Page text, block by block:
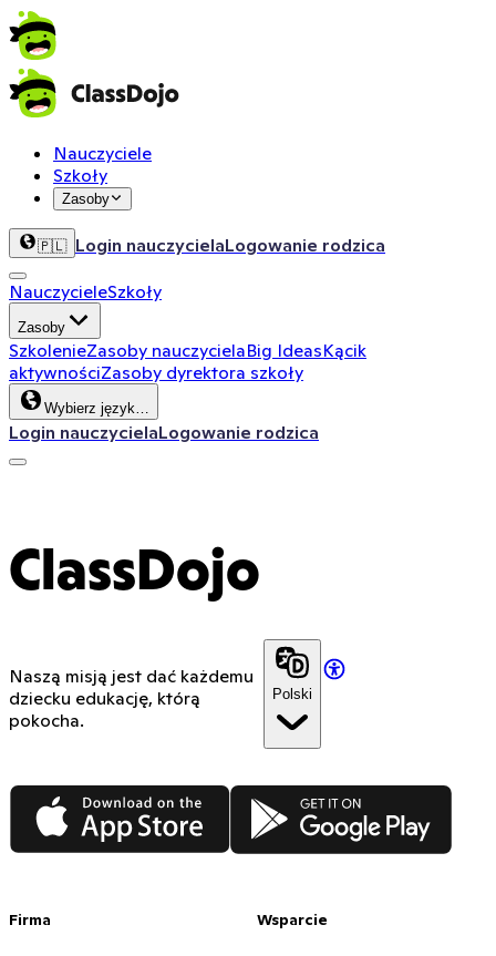
Nauczyciele
Szkoły
Zasoby
🇵🇱 Login nauczycielaLogowanie rodzica
NauczycieleSzkoły
Zasoby
SzkolenieZasoby nauczycielaBig IdeasKącik
aktywnościZasoby dyrektora szkoły
Wybierz język…
Login nauczycielaLogowanie rodzica
ClassDojo
Naszą misją jest dać każdemu
dziecku edukację, którą
pokocha.
Polski
App Store Google Play
Firma Wsparcie